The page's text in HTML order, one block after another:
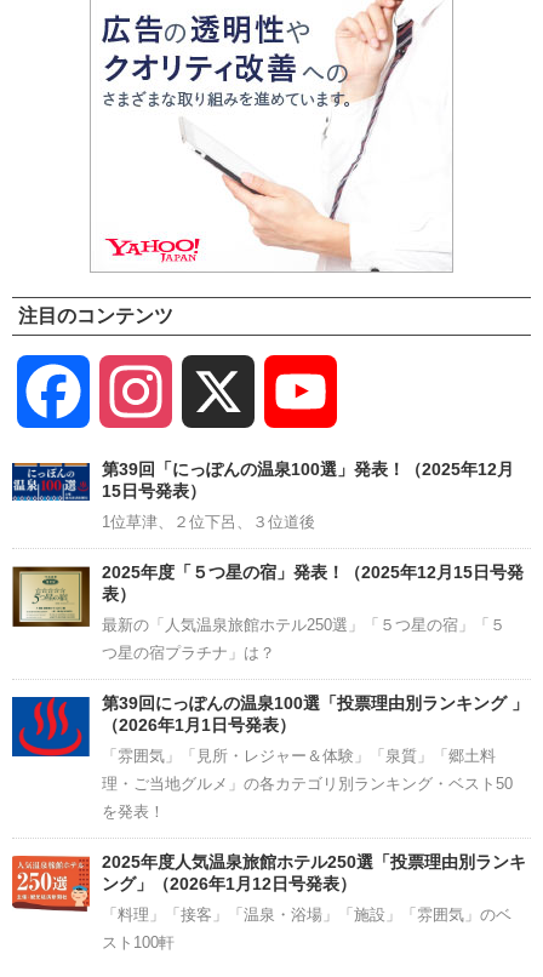
注目のコンテンツ
Facebook Instagram
Channel
第39回「にっぽんの温泉100選」発表！（2025年12月
15日号発表）
1位草津、２位下呂、３位道後
2025年度「５つ星の宿」発表！（2025年12月15日号発
表）
最新の「人気温泉旅館ホテル250選」「５つ星の宿」「５
つ星の宿プラチナ」は？
第39回にっぽんの温泉100選「投票理由別ランキング 」
（2026年1月1日号発表）
「雰囲気」「見所・レジャー＆体験」「泉質」「郷土料
理・ご当地グルメ」の各カテゴリ別ランキング・ベスト50
を発表！
2025年度人気温泉旅館ホテル250選「投票理由別ランキ
ング」（2026年1月12日号発表）
「料理」「接客」「温泉・浴場」「施設」「雰囲気」のベ
スト100軒